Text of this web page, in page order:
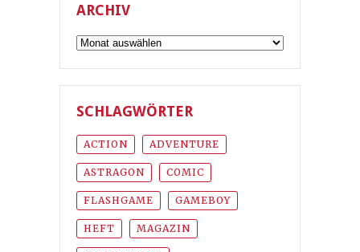
ARCHIV
Archiv
SCHLAGWÖRTER
ACTION ADVENTURE
ASTRAGON COMIC
FLASHGAME GAMEBOY
HEFT MAGAZIN